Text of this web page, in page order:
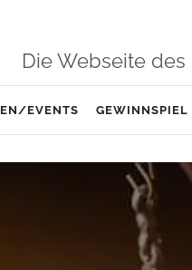
Die Webseite des
EVENTS GEWINNSPIEL